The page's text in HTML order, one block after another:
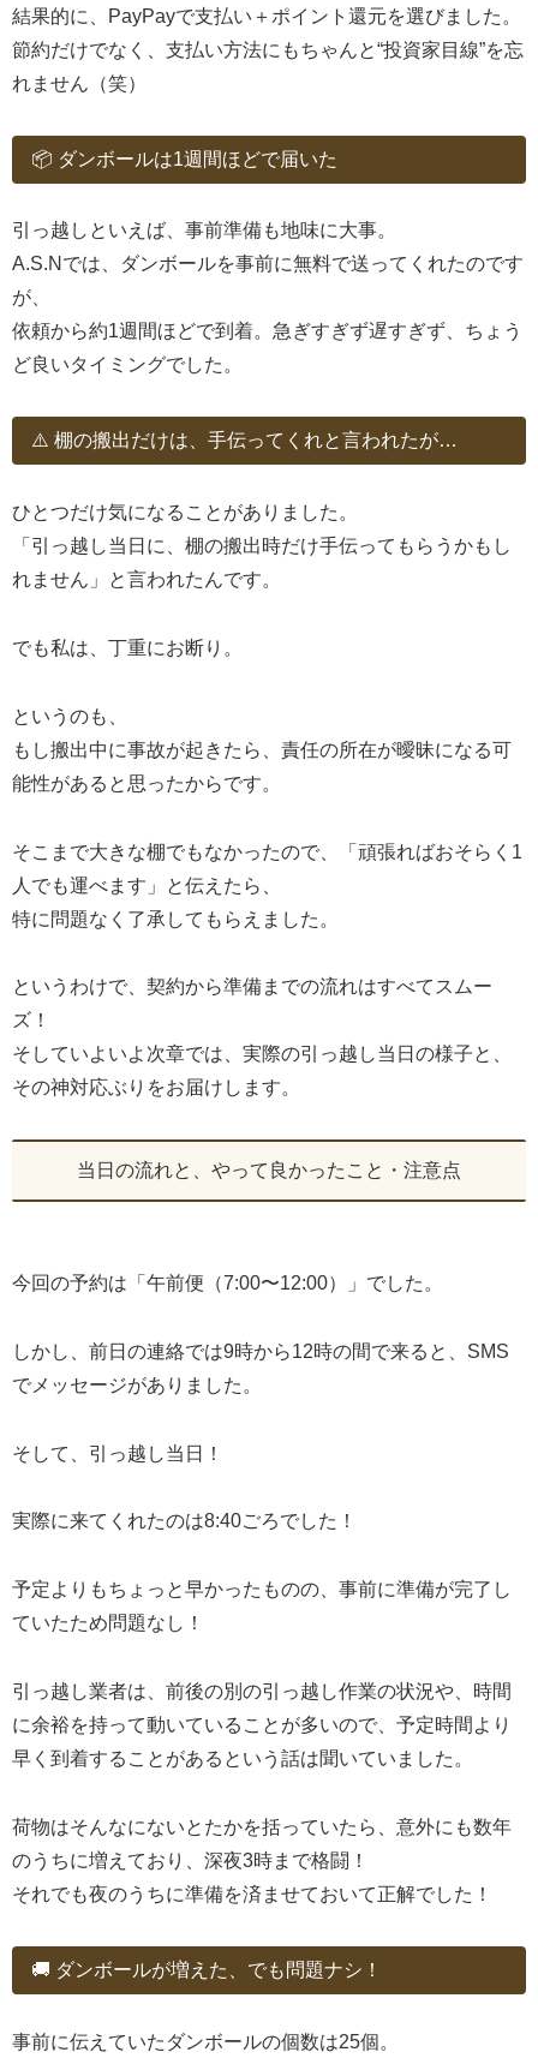
結果的に、PayPayで支払い＋ポイント還元を選びました。
節約だけでなく、支払い方法にもちゃんと“投資家目線”を忘
れません（笑）
📦 ダンボールは1週間ほどで届いた
引っ越しといえば、事前準備も地味に大事。
A.S.Nでは、ダンボールを事前に無料で送ってくれたのです
が、
依頼から約1週間ほどで到着。急ぎすぎず遅すぎず、ちょう
ど良いタイミングでした。
⚠️ 棚の搬出だけは、手伝ってくれと言われたが…
ひとつだけ気になることがありました。
「引っ越し当日に、棚の搬出時だけ手伝ってもらうかもし
れません」と言われたんです。
でも私は、丁重にお断り。
というのも、
もし搬出中に事故が起きたら、責任の所在が曖昧になる可
能性があると思ったからです。
そこまで大きな棚でもなかったので、「頑張ればおそらく1
人でも運べます」と伝えたら、
特に問題なく了承してもらえました。
というわけで、契約から準備までの流れはすべてスムー
ズ！
そしていよいよ次章では、実際の引っ越し当日の様子と、
その神対応ぶりをお届けします。
当日の流れと、やって良かったこと・注意点
今回の予約は「午前便（7:00〜12:00）」でした。
しかし、前日の連絡では9時から12時の間で来ると、SMS
でメッセージがありました。
そして、引っ越し当日！
実際に来てくれたのは8:40ごろでした！
予定よりもちょっと早かったものの、事前に準備が完了し
ていたため問題なし！
引っ越し業者は、前後の別の引っ越し作業の状況や、時間
に余裕を持って動いていることが多いので、予定時間より
早く到着することがあるという話は聞いていました。
荷物はそんなにないとたかを括っていたら、意外にも数年
のうちに増えており、深夜3時まで格闘！
それでも夜のうちに準備を済ませておいて正解でした！
🚚 ダンボールが増えた、でも問題ナシ！
事前に伝えていたダンボールの個数は25個。